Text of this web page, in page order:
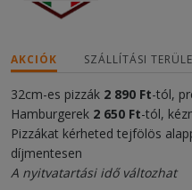
AKCIÓK SZÁLLÍTÁSI
32cm-es pizzák 2 890 Ft-tól,
Hamburgerek 2 650 Ft-tól,
Pizzákat kérheted tejfölös
díjmentesen
A nyitvatartási idő változhat